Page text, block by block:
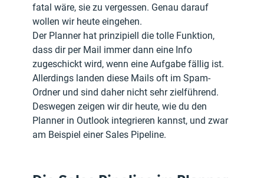
fatal wäre, sie zu vergessen. Genau darauf
wollen wir heute eingehen.
Der Planner hat prinzipiell die tolle Funktion,
dass dir per Mail immer dann eine Info
zugeschickt wird, wenn eine Aufgabe fällig ist.
Allerdings landen diese Mails oft im Spam-
Ordner und sind daher nicht sehr zielführend.
Deswegen zeigen wir dir heute, wie du den
Planner in Outlook integrieren kannst, und zwar
am Beispiel einer Sales Pipeline.